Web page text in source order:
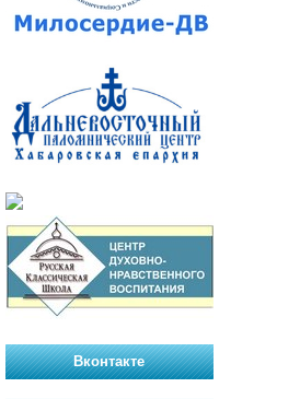
Вконтакте